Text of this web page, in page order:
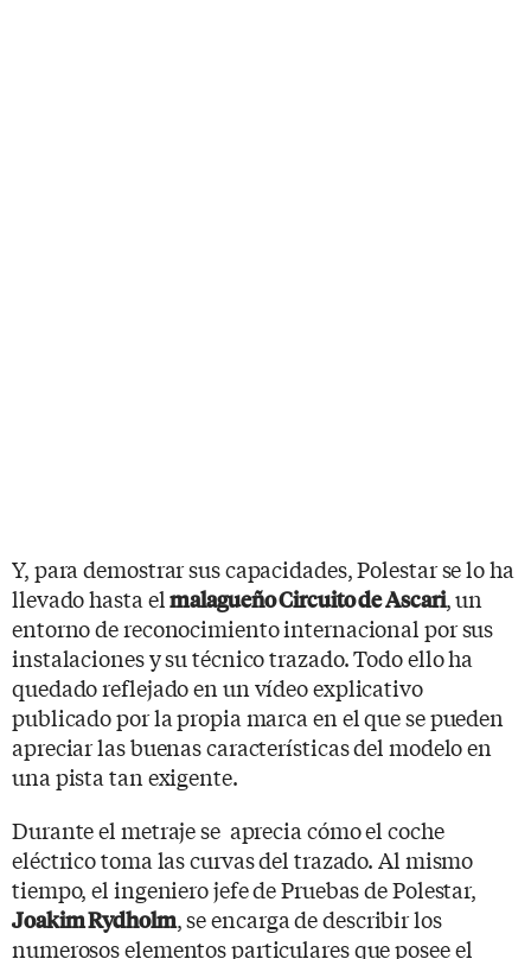
Y, para demostrar sus capacidades, Polestar se lo ha
llevado hasta elmalagueño Circuito de Ascari, un
entorno de reconocimiento internacional por sus
instalaciones y su técnico trazado. Todo ello ha
quedado reflejado en un vídeo explicativo
publicado por la propia marca en el que se pueden
apreciar las buenas características del modelo en
una pista tan exigente.
Durante el metraje se aprecia cómo el coche
eléctrico toma las curvas del trazado. Al mismo
tiempo, el ingeniero jefe de Pruebas de Polestar,
Joakim Rydholm, se encarga de describir los
numerosos elementos particulares que posee el